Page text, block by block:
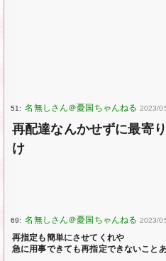
51: 2023/
再配達なんかせずに最寄
け
69: 2023/
再指定も簡単にさせてくれや
急に用事できても再指定できないこと